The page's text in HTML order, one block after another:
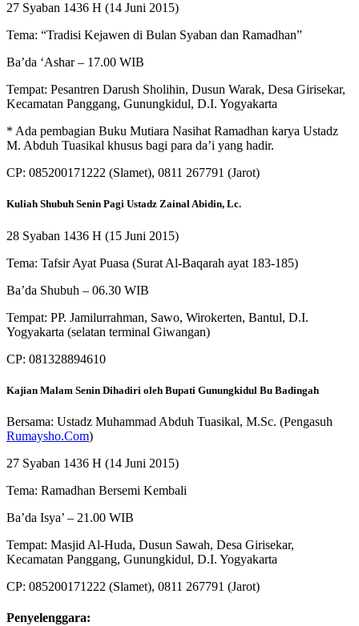
27 Syaban 1436 H (14 Juni 2015)
Tema: “Tradisi Kejawen di Bulan Syaban dan Ramadhan”
Ba’da ‘Ashar – 17.00 WIB
Tempat: Pesantren Darush Sholihin, Dusun Warak, Desa Girisekar,
Kecamatan Panggang, Gunungkidul, D.I. Yogyakarta
* Ada pembagian Buku Mutiara Nasihat Ramadhan karya Ustadz
M. Abduh Tuasikal khusus bagi para da’i yang hadir.
CP: 085200171222 (Slamet), 0811 267791 (Jarot)
Kuliah Shubuh Senin Pagi Ustadz Zainal Abidin, Lc.
28 Syaban 1436 H (15 Juni 2015)
Tema: Tafsir Ayat Puasa (Surat Al-Baqarah ayat 183-185)
Ba’da Shubuh – 06.30 WIB
Tempat: PP. Jamilurrahman, Sawo, Wirokerten, Bantul, D.I.
Yogyakarta (selatan terminal Giwangan)
CP: 081328894610
Kajian Malam Senin Dihadiri oleh Bupati Gunungkidul Bu Badingah
Bersama: Ustadz Muhammad Abduh Tuasikal, M.Sc. (Pengasuh
Rumaysho.Com)
27 Syaban 1436 H (14 Juni 2015)
Tema: Ramadhan Bersemi Kembali
Ba’da Isya’ – 21.00 WIB
Tempat: Masjid Al-Huda, Dusun Sawah, Desa Girisekar,
Kecamatan Panggang, Gunungkidul, D.I. Yogyakarta
CP: 085200171222 (Slamet), 0811 267791 (Jarot)
Penyelenggara: